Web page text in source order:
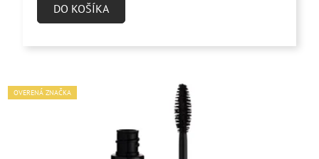
z
DO KOŠÍKA
OVERENÁ ZNAČKA